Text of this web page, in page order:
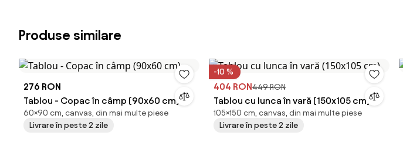
Produse similare
276 RON
Tablou - Copac în câmp (90x60 cm)
60×90 cm, canvas, din mai multe piese
Livrare în peste 2 zile
-10 %
404 RON449 RON
Tablou cu lunca în vară (150x105 cm)
105×150 cm, canvas, din mai multe piese
Livrare în peste 2 zile